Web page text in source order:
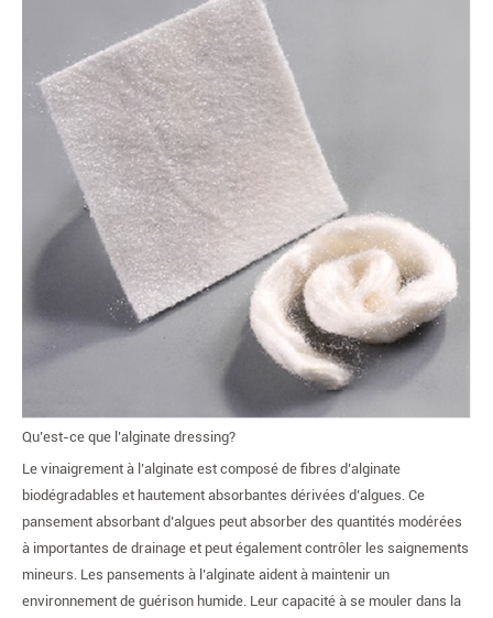
Qu’est-ce que l’alginate dressing?
Le vinaigrement à l’alginate est composé de fibres d’alginate
biodégradables et hautement absorbantes dérivées d’algues. Ce
pansement absorbant d’algues peut absorber des quantités modérées
à importantes de drainage et peut également contrôler les saignements
mineurs. Les pansements à l’alginate aident à maintenir un
environnement de guérison humide. Leur capacité à se mouler dans la